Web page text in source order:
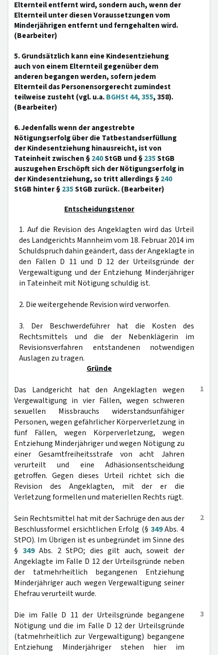
Elternteil entfernt wird, sondern auch, wenn der
Elternteil unter diesen Voraussetzungen vom
Minderjährigen entfernt und ferngehalten wird.
(Bearbeiter)
5. Grundsätzlich kann eine Kindesentziehung
auch von einem Elternteil gegenüber dem
anderen begangen werden, sofern jedem
Elternteil das Personensorgerecht zumindest
teilweise zusteht (vgl. u.a.BGHSt 44, 355, 358).
(Bearbeiter)
6. Jedenfalls wenn der angestrebte
Nötigungserfolg über die Tatbestandserfüllung
der Kindesentziehung hinausreicht, ist von
Tateinheit zwischen §240StGB und §235StGB
auszugehen Erschöpft sich der Nötigungserfolg in
der Kindesentziehung, so tritt allerdings §240
StGB hinter §235StGB zurück. (Bearbeiter)
Entscheidungstenor
1. Auf die Revision des Angeklagten wird das Urteil
des Landgerichts Mannheim vom 18. Februar 2014 im
Schuldspruch dahin geändert, dass der Angeklagte in
den Fällen D 11 und D 12 der Urteilsgründe der
Vergewaltigung und der Entziehung Minderjähriger
in Tateinheit mit Nötigung schuldig ist.
2. Die weitergehende Revision wird verworfen.
3. Der Beschwerdeführer hat die Kosten des
Rechtsmittels und die der Nebenklägerin im
Revisionsverfahren entstandenen notwendigen
Auslagen zu tragen.
Gründe
1
Das Landgericht hat den Angeklagten wegen
Vergewaltigung in vier Fällen, wegen schweren
sexuellen Missbrauchs widerstandsunfähiger
Personen, wegen gefährlicher Körperverletzung in
fünf Fällen, wegen Körperverletzung, wegen
Entziehung Minderjähriger und wegen Nötigung zu
einer Gesamtfreiheitsstrafe von acht Jahren
verurteilt und eine Adhäsionsentscheidung
getroffen. Gegen dieses Urteil richtet sich die
Revision des Angeklagten, mit der er die
Verletzung formellen und materiellen Rechts rügt.
2
Sein Rechtsmittel hat mit der Sachrüge den aus der
Beschlussformel ersichtlichen Erfolg (§ 349Abs. 4
StPO). Im Übrigen ist es unbegründet im Sinne des
§ 349Abs. 2 StPO; dies gilt auch, soweit der
Angeklagte im Falle D 12 der Urteilsgründe neben
der tatmehrheitlich begangenen Entziehung
Minderjähriger auch wegen Vergewaltigung seiner
Ehefrau verurteilt wurde.
3
Die im Falle D 11 der Urteilsgründe begangene
Nötigung und die im Falle D 12 der Urteilsgründe
(tatmehrheitlich zur Vergewaltigung) begangene
Entziehung Minderjähriger stehen hier im